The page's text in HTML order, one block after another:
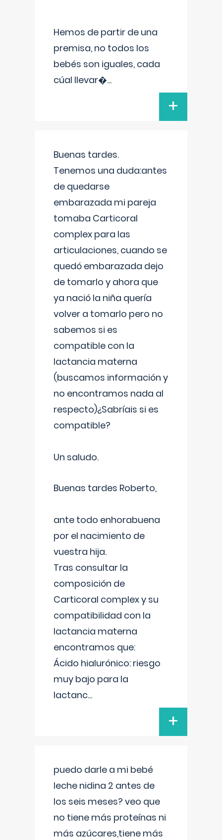
Hemos de partir de una
premisa, no todos los
bebés son iguales, cada
cúal llevar�...
+
Buenas tardes.
Tenemos una duda:antes
de quedarse
embarazada mi pareja
tomaba Carticoral
complex para las
articulaciones, cuando se
quedó embarazada dejo
de tomarlo y ahora que
ya nació la niña quería
volver a tomarlo pero no
sabemos si es
compatible con la
lactancia materna
(buscamos información y
no encontramos nada al
respecto)¿Sabríais si es
compatible?
Un saludo.
Buenas tardes Roberto,
ante todo enhorabuena
por el nacimiento de
vuestra hija.
Tras consultar la
composición de
Carticoral complex y su
compatibilidad con la
lactancia materna
encontramos que:
Ácido hialurónico: riesgo
muy bajo para la
lactanc...
+
puedo darle a mi bebé
leche nidina 2 antes de
los seis meses? veo que
no tiene más proteínas ni
más azúcares,tiene más